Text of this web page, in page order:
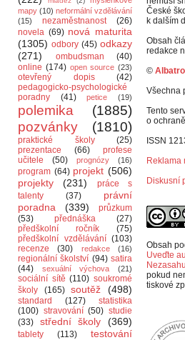
mapy (10) neformální vzdělávání
(15)
nezaměstnanost
(26)
novela (69) nová maturita
(1305) odbory (45) odkazy
(271)
ombudsman
(40)
online (174) open source (23)
otevřený dopis
(42)
pedagogicko-psychologické
poradny
(41) petice (19)
polemika
(1885)
pozvánky
(1810)
praktické školy
(25)
prezentace
(66)
profese
učitele
(50) prognózy (16)
program (64) projekt (506)
projekty
(231)
práce s
talenty
(37)
právní
poradna
(339)
průzkum
(53)
přednáška
(27)
předškolní ročník
(75)
předškolní vzdělávání (103)
recenze
(30) redakce (16)
regionální školství (94) satira
(44)
sexuální výchova (21)
sociální sítě (110) soukromé
školy
(165) soutěž (498)
standard (127)
statistika
(100) stravování (50) studie
(33)
střední školy (369)
tablety (113)
testování
České
k dalším
Obsah
redakce
©
Všechna
Tento
o
ISSN
Reklama
Diskusní
Obsah
Uveďte
pokud
tiskové